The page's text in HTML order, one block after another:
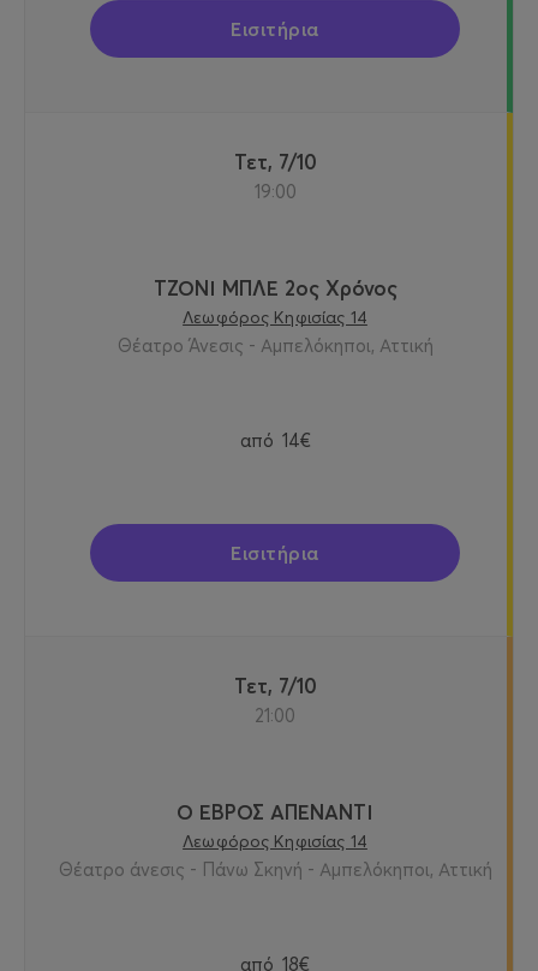
Εισιτήρια
Τετ, 7/10
19:00
ΤΖΟΝΙ ΜΠΛΕ 2ος Χρόνος
Λεωφόρος Κηφισίας 14
Θέατρο Άνεσις - Αμπελόκηποι, Αττική
από 14€
Εισιτήρια
Τετ, 7/10
21:00
Ο ΕΒΡΟΣ ΑΠΕΝΑΝΤΙ
Λεωφόρος Κηφισίας 14
Θέατρο άνεσις - Πάνω Σκηνή - Αμπελόκηποι, Αττική
από 18€